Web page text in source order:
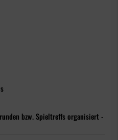
bzw. Spieltreffs organisiert -